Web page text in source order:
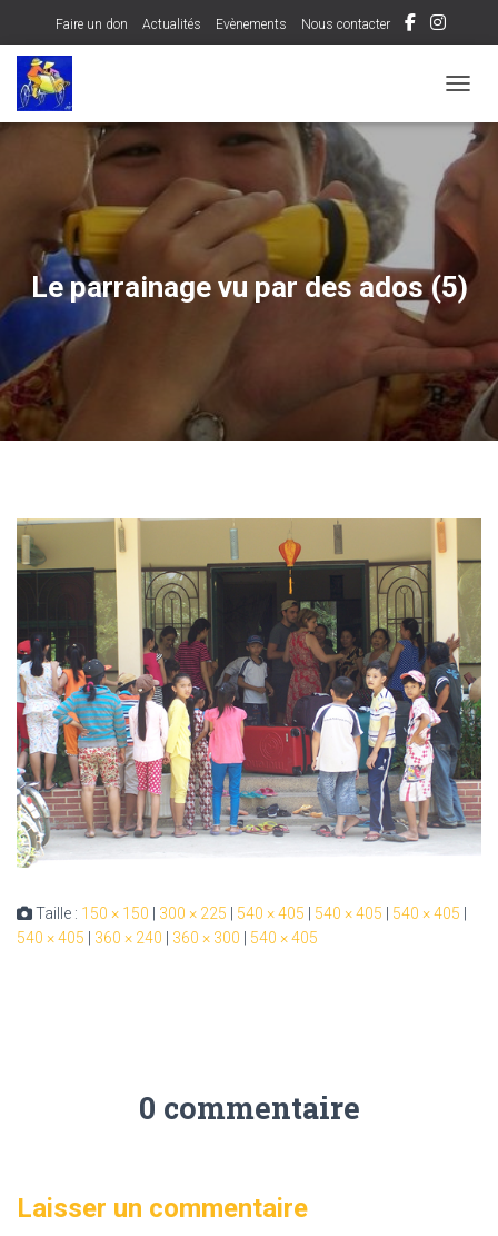
Faire un don Actualités Evènements Nous contacter
Le parrainage vu par des ados (5)
Taille : 150 × 150 | 300 × 225 | 540 × 405 | 540 × 405 | 540 × 405 |
540 × 405 | 360 × 240 | 360 × 300 | 540 × 405
0 commentaire
Laisser un commentaire